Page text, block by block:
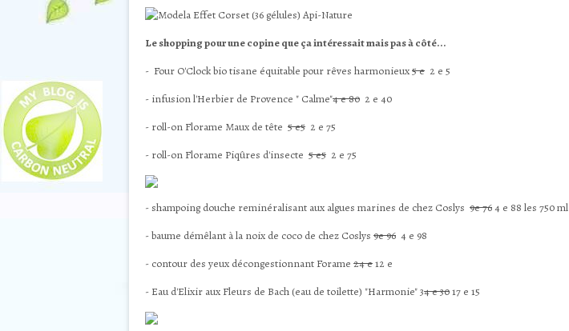
Le shopping pour une copine que ça intéressait mais pas à côté...
- Four O'Clock bio tisane équitable pour rêves harmonieux5 e 2 e 5
- infusion l'Herbier de Provence " Calme"4 e 80 2 e 40
- roll-on Florame Maux de tête 5 e5 2 e 75
- roll-on Florame Piqûres d'insecte 5 e5 2 e 75
- shampoing douche reminéralisant aux algues marines de chez Coslys 9e 764 e 88 les 750 ml
- baume démêlant à la noix de coco de chez Coslys 9e 96 4 e 98
- contour des yeux décongestionnant Forame 24 e12 e
- Eau d'Elixir aux Fleurs de Bach (eau de toilette) "Harmonie" 34 e 3017 e 15